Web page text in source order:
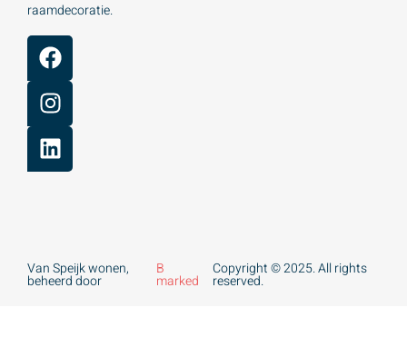
raamdecoratie.
Van Speijk wonen,
beheerd door
B
marked
Copyright © 2025. All rights
reserved.